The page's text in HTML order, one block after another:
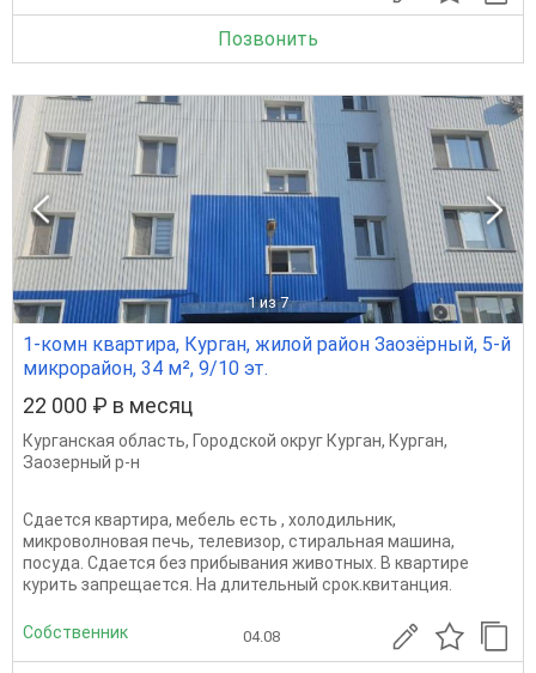
Позвонить
1 из 7
1-комн квартира, Курган, жилой район Заозёрный, 5-й
микрорайон, 34 м², 9/10 эт.
22 000 ₽ в месяц
Курганская область, Городской округ Курган, Курган,
Заозерный р-н
Сдается квартира, мебель есть , холодильник,
микроволновая печь, телевизор, стиральная машина,
посуда. Сдается без прибывания животных. В квартире
курить запрещается. На длительный срок.квитанция.
Собственник 04.08